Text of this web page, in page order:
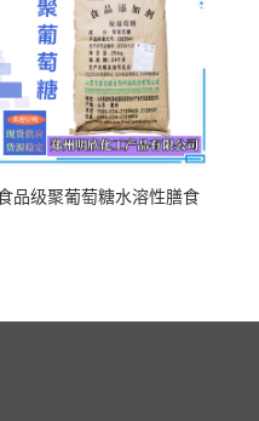
品级聚葡萄糖水溶性膳食